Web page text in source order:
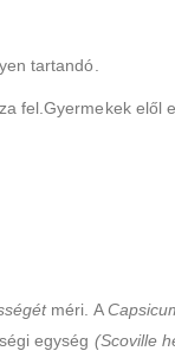
tartandó.
fel.Gyermekek elől
méri. A
egység (Scoville